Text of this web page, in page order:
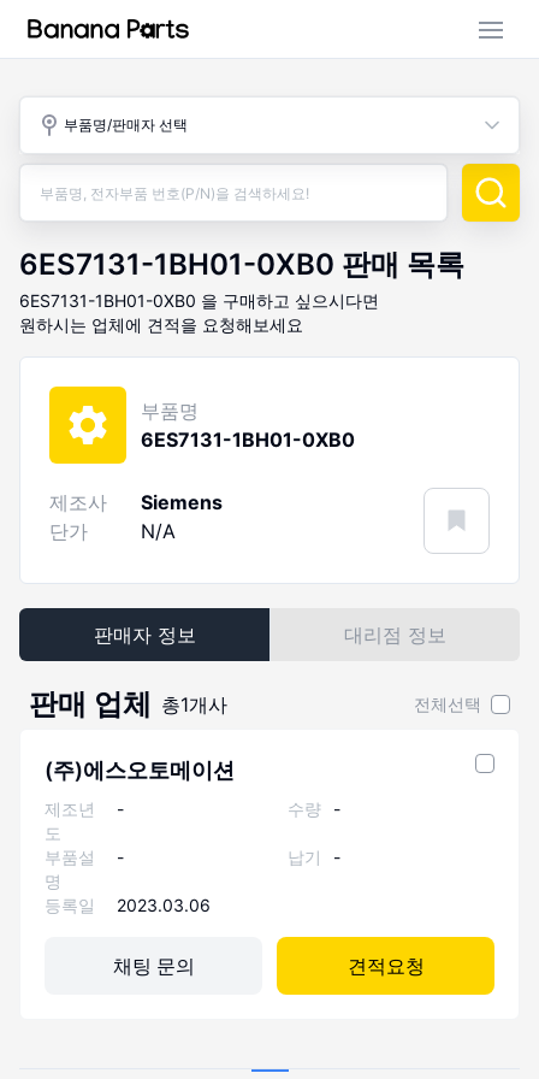
부품명/판매자 선택
6ES7131-1BH01-0XB0 판매 목록
6ES7131-1BH01-0XB0 을 구매하고 싶으시다면
원하시는 업체에 견적을 요청해보세요
부품명
6ES7131-1BH01-0XB0
제조사
Siemens
단가
N/A
판매자 정보 대리점 정보
판매 업체 총1개사 전체선택
(주)에스오토메이션
제조년
도
- 수량 -
부품설
명
- 납기 -
등록일 2023.03.06
채팅 문의 견적요청